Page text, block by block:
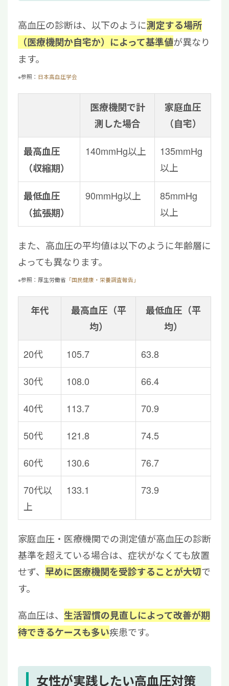
高血圧の診断は、以下のように測定する場所
（医療機関か自宅か）によって基準値が異なり
ます。
※参照： 日本高血圧学会
医療機関で計
測した場合
家庭血圧
（自宅）
最高血圧
（収縮期）
140mmHg以上
135mmHg
以上
最低血圧
（拡張期）
90mmHg以上
85mmHg
以上
また、高血圧の平均値は以下のように年齢層に
よっても異なります。
※参照：厚生労働省 「国民健康・栄養調査報告」
年代
最高血圧（平
均）
最低血圧（平
均）
20代 105.7 63.8
30代 108.0 66.4
40代 113.7 70.9
50代 121.8 74.5
60代 130.6 76.7
70代以
上
133.1 73.9
家庭血圧・医療機関での測定値が高血圧の診断
基準を超えている場合は、症状がなくても放置
せず、 早めに医療機関を受診することが大切で
す。
高血圧は、 生活習慣の見直しによって改善が期
待できるケースも多い疾患です。
女性が実践したい高血圧対策